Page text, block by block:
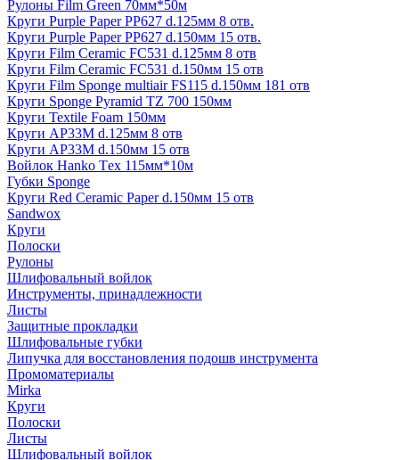
Рулоны Film Green 70мм*50м
Круги Purple Paper PP627 d.125мм 8 отв.
Круги Purple Paper PP627 d.150мм 15 отв.
Круги Film Ceramic FC531 d.125мм 8 отв
Круги Film Ceramic FC531 d.150мм 15 отв
Круги Film Sponge multiair FS115 d.150мм 181 отв
Круги Sponge Pyramid TZ 700 150мм
Круги Textile Foam 150мм
Круги AP33M d.125мм 8 отв
Круги AP33M d.150мм 15 отв
Войлок Hanko Tех 115мм*10м
Губки Sponge
Круги Red Ceramic Paper d.150мм 15 отв
Sandwox
Круги
Полоски
Рулоны
Шлифовальный войлок
Инструменты, принадлежности
Листы
Защитные прокладки
Шлифовальные губки
Липучка для восстановления подошв инструмента
Промоматериалы
Mirka
Круги
Полоски
Листы
Шлифовальный войлок